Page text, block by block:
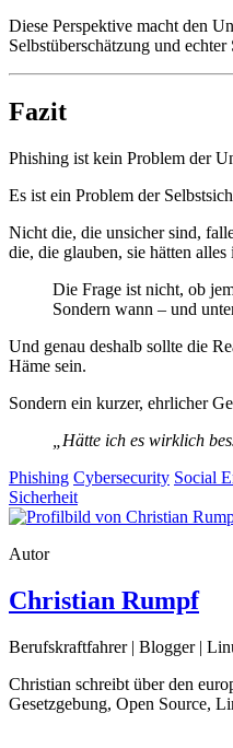
Diese Perspektive macht den
Selbstüberschätzung und
Fazit
Phishing ist kein Problem der
Es ist ein Problem der
Nicht die, die unsicher sind,
die, die glauben, sie hätten
Die Frage ist nicht, ob
Sondern wann – und
Und genau deshalb sollte die
Häme sein.
Sondern ein kurzer, ehrlicher
„Hätte ich es wirklich
Phishing Cybersecurity Social
Sicherheit
Autor
Christian Rumpf
Berufskraftfahrer | Blogger |
Christian schreibt über den
Gesetzgebung, Open Source,